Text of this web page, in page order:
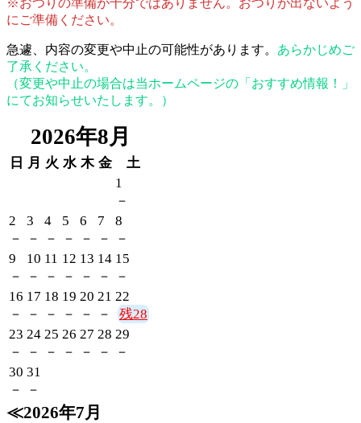
※おつりの準備が十分ではありません。おつりが出ないよう
にご準備ください。
急遽、内容の変更や中止の可能性があります。 あらかじめご
了承ください。
（変更や中止の場合は当ホームページの「おすすめ情報！」
にてお知らせいたします。）
2026年8月
日 月 火 水 木 金
土
1
－
2
－
3
－
4
－
5
－
6
－
7
－
8
－
9
－
10
－
11
－
12
－
13
－
14
－
15
－
16
－
17
－
18
－
19
－
20
－
21
－
22
28
23
－
24
－
25
－
26
－
27
－
28
－
29
－
30
－
31
－
2026年7月